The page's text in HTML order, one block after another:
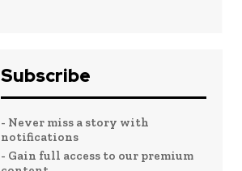
Subscribe
- Never miss a story with
notifications
- Gain full access to our premium